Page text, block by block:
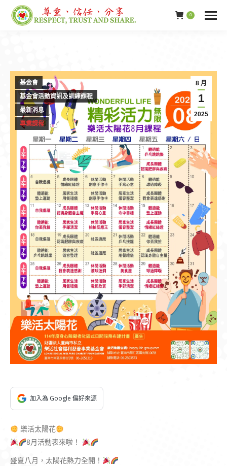
0
8 月
1
2025
基金會
基金會活動資訊及訓練課程
最新消息
專業課程
加入為 Google 偏好來源
樂活太陽花
8月活動表來啦！
盛夏八月，太陽花熱力全開！